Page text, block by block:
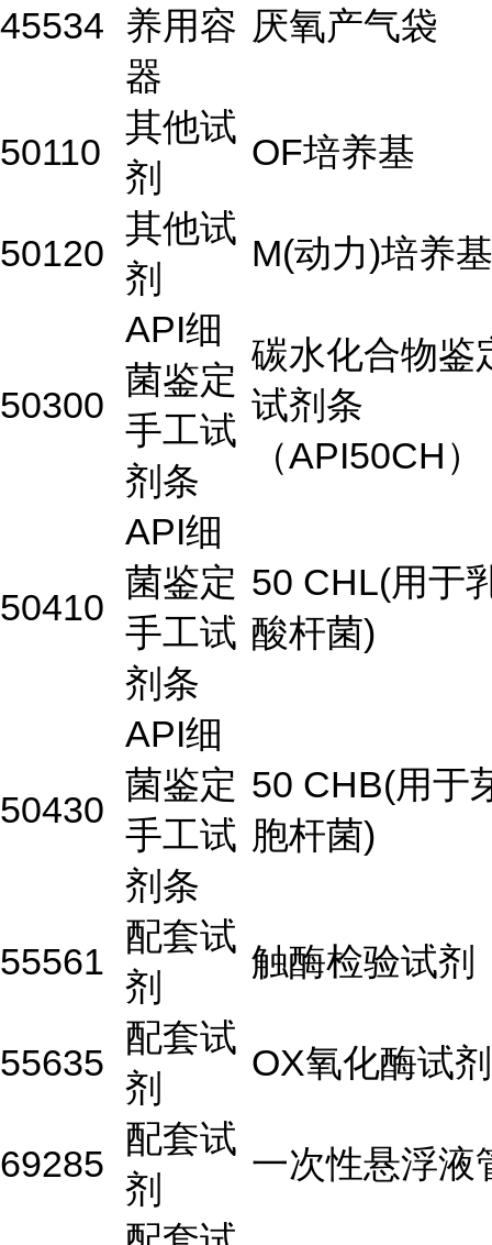
45534 养用容
器
厌氧产气袋
50110
其他试
剂
OF培养基
50120
其他试
剂
M(动力)培养基
50300
API细
菌鉴定
手工试
剂条
碳水化合物鉴
试剂条
（API50CH）
50410
API细
菌鉴定
手工试
剂条
50 CHL(用于
酸杆菌)
50430
API细
菌鉴定
手工试
剂条
50 CHB(用于
胞杆菌)
55561
配套试
剂
触酶检验试剂
55635
配套试
剂
OX氧化酶试剂
69285
配套试
剂
一次性悬浮液